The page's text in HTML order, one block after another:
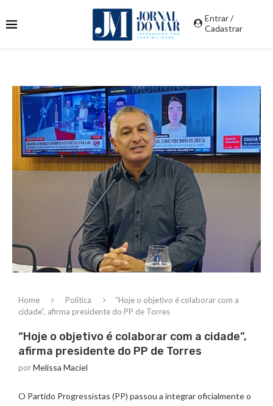
Entrar /
Cadastrar
Home Política
“Hoje o objetivo é colaborar com a
cidade”, afirma presidente do PP de Torres
“Hoje o objetivo é colaborar com a cidade”,
afirma presidente do PP de Torres
porMelissa Maciel
O Partido Progressistas (PP) passou a integrar oficialmente o